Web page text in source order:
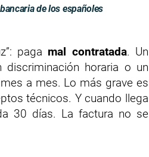
de los españoles
paga mal contratada. Un
horaria o un
a mes. Lo más grave es
técnicos. Y cuando llega
30 días. La factura no se